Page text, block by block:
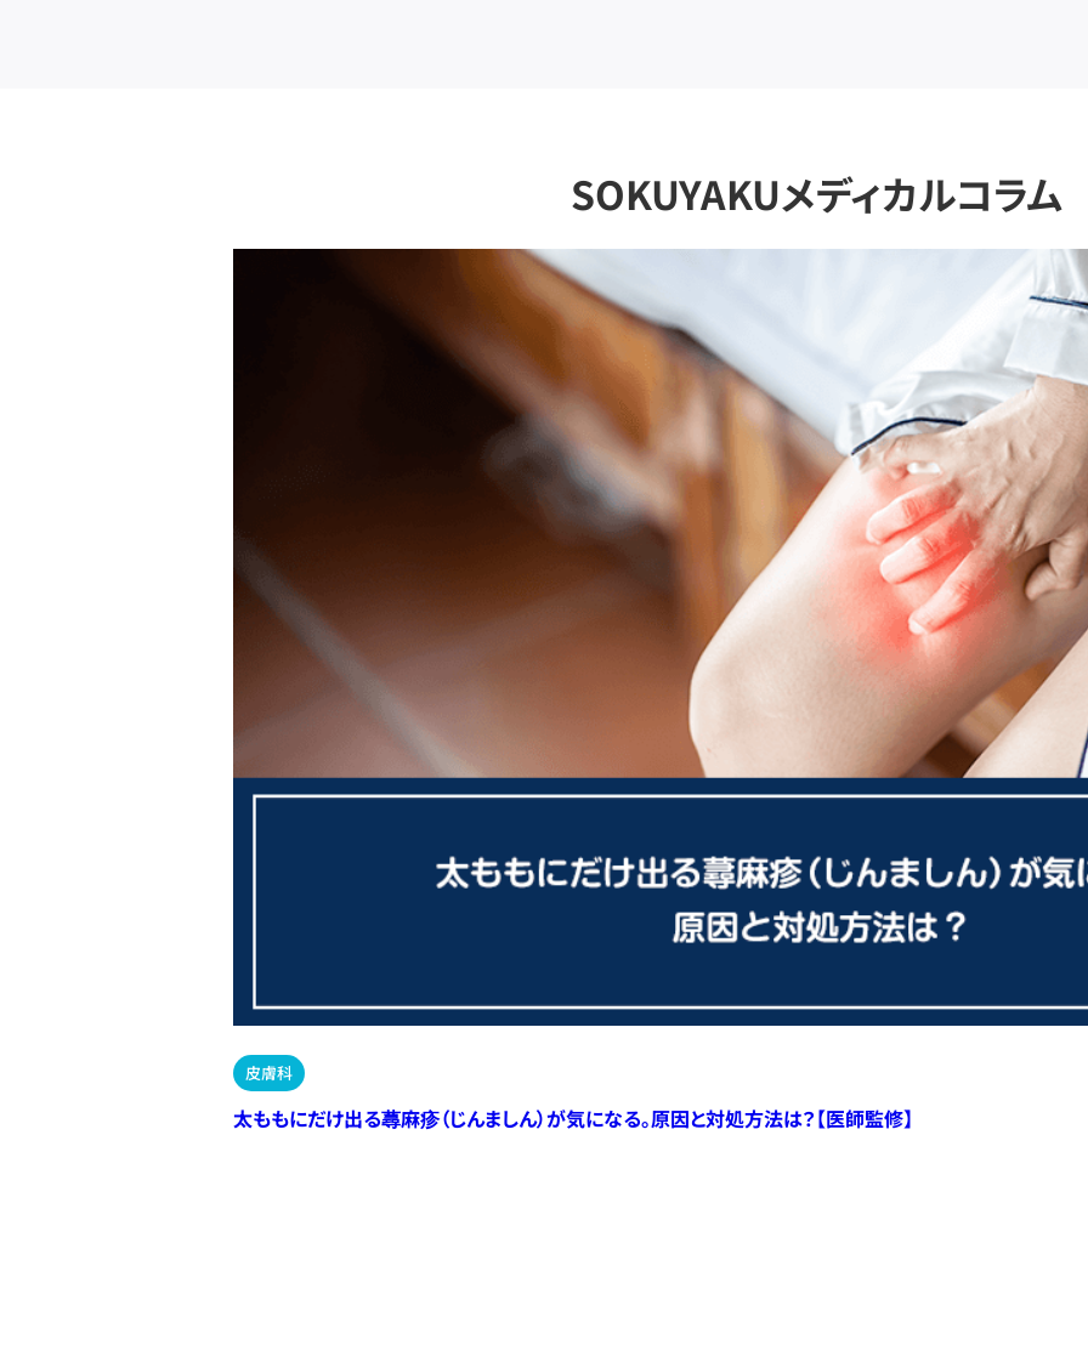
SOKUYAKUメディカルコラム
皮膚科
太ももにだけ出る蕁麻疹（じんましん）が気になる。原因と対処方法は？【医師監修】